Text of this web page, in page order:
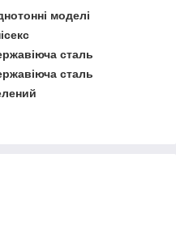
моделі
сталь
сталь